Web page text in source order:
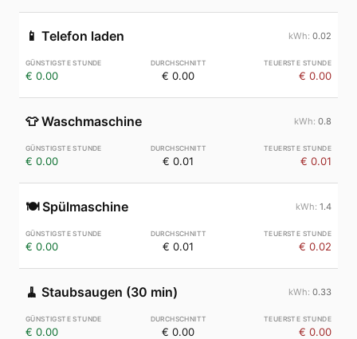
📱 Telefon laden 0.02
€ 0.00 € 0.00 € 0.00
👕 Waschmaschine 0.8
€ 0.00 € 0.01 € 0.01
🍽️ Spülmaschine 1.4
€ 0.00 € 0.01 € 0.02
🧹 Staubsaugen (30 min) 0.33
€ 0.00 € 0.00 € 0.00